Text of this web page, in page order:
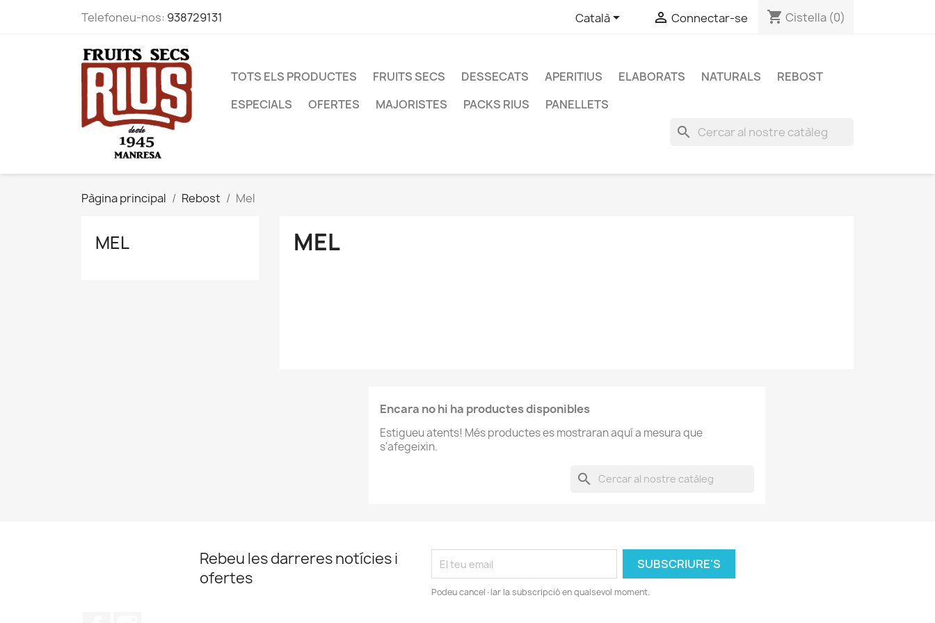
Telefoneu-nos: 938729131 Català  Connectar-se shopping_cart Cistella (0)
TOTS ELS PRODUCTES FRUITS SECS DESSECATS APERITIUS ELABORATS NATURALS
REBOST
ESPECIALS
OFERTES MAJORISTES PACKS RIUS PANELLETS
search
Pàgina principal Rebost Mel
MEL MEL
Encara no hi ha productes disponibles
Estigueu atents! Més productes es mostraran aquí a mesura que
s'afegeixin.
search
Rebeu les darreres notícies i
ofertes
Podeu cancel·lar la subscripció en qualsevol moment.